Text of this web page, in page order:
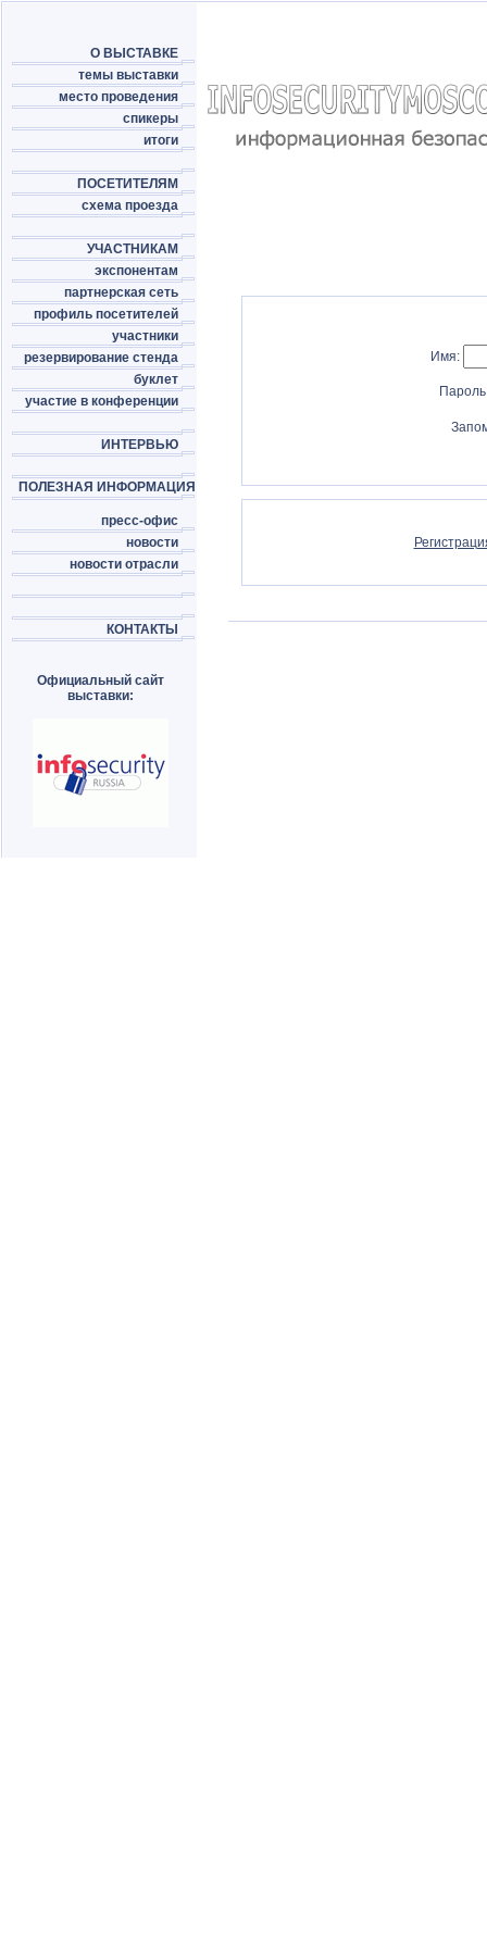
О ВЫСТАВКЕ
темы выставки
место проведения
спикеры
итоги
ПОСЕТИТЕЛЯМ
схема проезда
УЧАСТНИКАМ
экспонентам
партнерская сеть
профиль посетителей
участники
резервирование стенда
буклет
участие в конференции
ИНТЕРВЬЮ
ПОЛЕЗНАЯ ИНФОРМАЦИЯ
пресс-офис
новости
новости отрасли
КОНТАКТЫ
Официальный сайт
выставки:
Имя: